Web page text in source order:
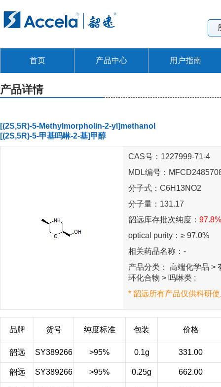
首页 产品中心 用户指南
产品详情
[(2S,5R)-5-Methylmorpholin-2-yl]methanol
[(2S,5R)-5-甲基吗啉-2-基]甲醇
CAS号：1227999-71-4
MDL编号：
分子式：C6H13NO2
分子量：131.17
韶远库存批次纯度：
optical purity：≥ 97.0%
相关药品名称：-
产品分类： 高端化学品 >
环化合物 > 吗啉类 ;
* 韶远所有产品仅供科研
品牌 货号 纯度标准 包装 价格
韶远 SY389266 >95% 0.1g 331.00
韶远 SY389266 >95% 0.25g 662.00